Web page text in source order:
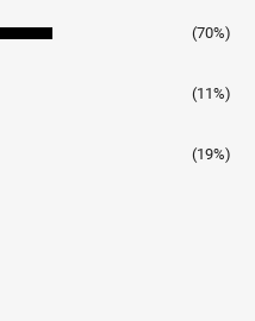
(70%)
(11%)
(19%)